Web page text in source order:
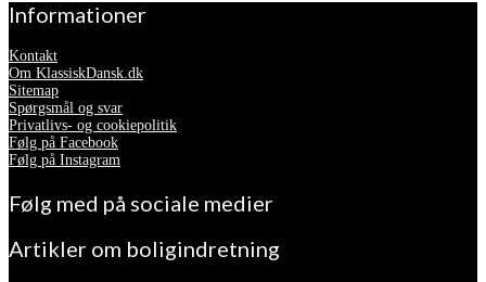
Informationer
Kontakt
Om KlassiskDansk.dk
Sitemap
Spørgsmål og svar
Privatlivs- og cookiepolitik
Følg på Facebook
Følg på Instagram
Følg med på sociale medier
Artikler om boligindretning